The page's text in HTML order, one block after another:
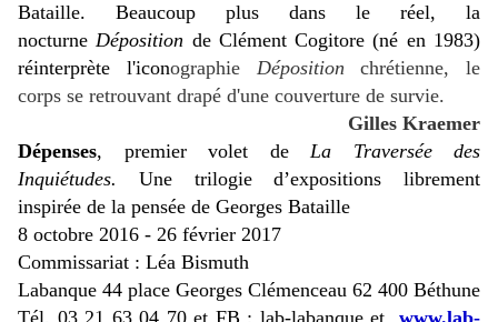
Bataille. Beaucoup plus dans le réel, la
nocturneDéposition de Clément Cogitore (né en 1983)
réinterprète l'iconographie Déposition chrétienne, le
corps se retrouvant drapé d'une couverture de survie.
Gilles Kraemer
Dépenses, premier volet de La Traversée des
Inquiétudes. Une trilogie d’expositions librement
inspirée de la pensée de Georges Bataille
8 octobre 2016 - 26 février 2017
Commissariat : Léa Bismuth
Labanque 44 place Georges Clémenceau 62 400 Béthune